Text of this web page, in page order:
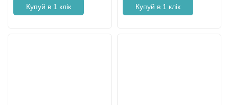
Купуй в 1 клік Купуй в 1 клік